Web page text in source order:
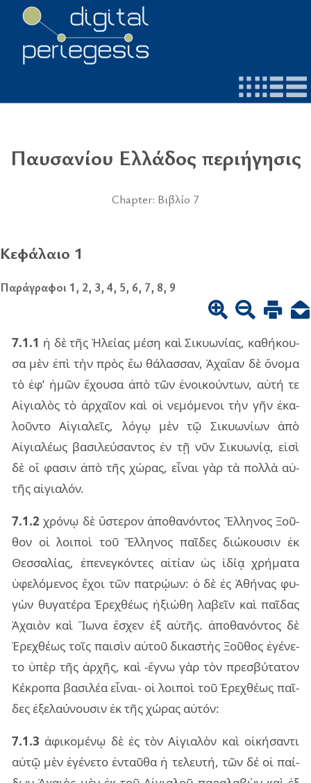
Παυσανίου Ελλάδος περιήγησις
Chapter: Βιβλίο 7
Κεφάλαιο 1
Παράγραφοι 1, 2, 3, 4, 5, 6, 7, 8, 9
7.1.1 ἡ δὲ τῆς Ἠλεί­ας μέση καὶ Σικυω­νί­ας, κα­θή­κου­
σα μὲν ἐπὶ τὴν πρὸς ἕω θά­λασ­σαν, Ἀχα­ΐ­αν δὲ ὄνο­μα
τὸ ἐφ’ ἡμῶν ἔχου­σα ἀπὸ τῶν ἐνοι­κούν­των, αὐτή τε
Αἰγια­λὸς τὸ ἀρ­χαῖ­ον καὶ οἱ νε­μό­με­νοι τὴν γῆν ἐκα­
λοῦν­το Αἰγια­λεῖς, λόγῳ μὲν τῷ Σικυω­νί­ων ἀπὸ
Αἰγια­λέ­ως βα­σι­λεύ­σαν­τος ἐν τῇ νῦν Σικυω­νίᾳ, εἰσὶ
δὲ οἵ φα­σιν ἀπὸ τῆς χώ­ρας, εἶ­ναι γὰρ τὰ πολ­λὰ αὐ­
τῆς αἰ­για­λόν.
7.1.2 χρό­νῳ δὲ ὕστε­ρον ἀπο­θα­νόν­τος Ἕλλη­νος Ξοῦ­
θον οἱ λοι­ποὶ τοῦ Ἕλλη­νος παῖ­δες διώ­κου­σιν ἐκ
Θεσ­σα­λί­ας, ἐπε­νεγ­κόν­τες αἰ­τί­αν ὡς ἰδίᾳ χρή­μα­τα
ὑφε­λό­με­νος ἔχοι τῶν πα­τρῴ­ων: ὁ δὲ ἐς Ἀθή­νας φυ­
γὼν θυ­γα­τέ­ρα Ἐρε­χθέ­ως ἠξιώ­θη λα­βεῖν καὶ παῖ­δας
Ἀχαιὸν καὶ Ἴωνα ἔσχεν ἐξ αὐ­τῆς. ἀπο­θα­νόν­τος δὲ
Ἐρε­χθέ­ως τοῖς παι­σὶν αὐ­τοῦ δι­κα­στὴς Ξοῦ­θος ἐγέ­νε­
το ὑπὲρ τῆς ἀρ­χῆς, καὶ -ἔγνω γὰρ τὸν πρε­σβύ­τα­τον
Κέκρο­πα βα­σι­λέα εἶ­ναι- οἱ λοι­ποὶ τοῦ Ἐρε­χθέ­ως παῖ­
δες ἐξε­λαύ­νου­σιν ἐκ τῆς χώ­ρας αὐ­τόν:
7.1.3 ἀφι­κο­μέ­νῳ δὲ ἐς τὸν Αἰγια­λὸν καὶ οἰ­κή­σαν­τι
αὐτῷ μὲν ἐγέ­νε­το ἐν­ταῦ­θα ἡ τε­λευ­τή, τῶν δέ οἱ παί­